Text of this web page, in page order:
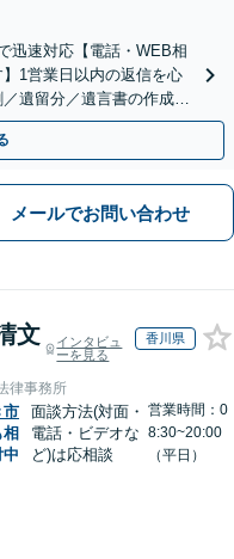
迅速対応【電話・WEB相
1営業日以内の返信を心
遺留分／遺言書の作成・
日相談あり】
メールでお問い合わせ
文
インタビュ
ーを見る
香川県
律事務所
市
相
面談方法(対面・
電話・ビデオな
ど)は応相談
営業時間：0
8:30~20:00
（平日）